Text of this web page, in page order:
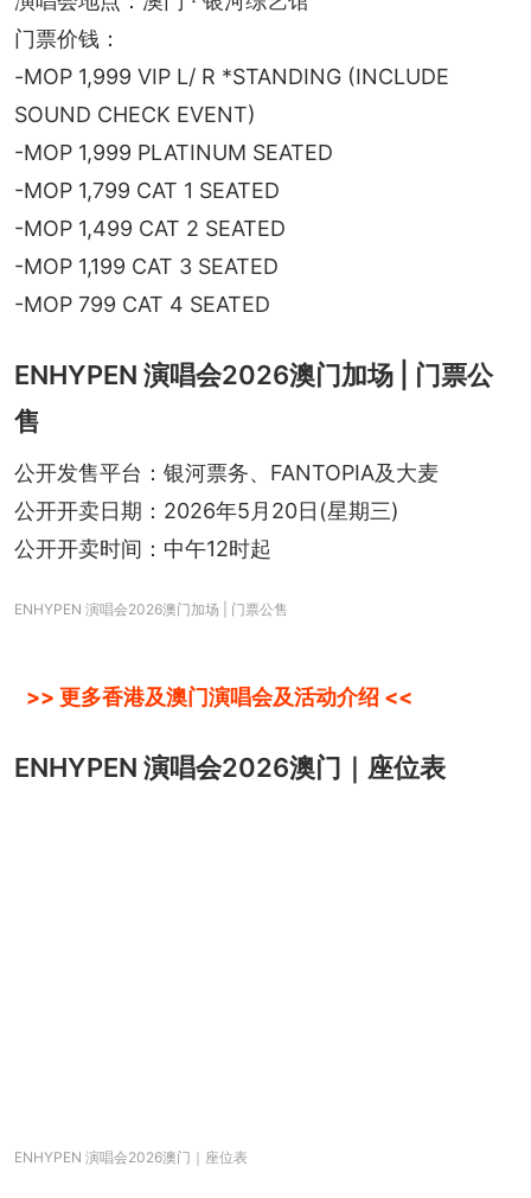
门票价钱：
-MOP 1,999 VIP L/ R *STANDING (INCLUDE
SOUND CHECK EVENT)
-MOP 1,999 PLATINUM SEATED
-MOP 1,799 CAT 1 SEATED
-MOP 1,499 CAT 2 SEATED
-MOP 1,199 CAT 3 SEATED
-MOP 799 CAT 4 SEATED
ENHYPEN 演唱会2026澳门加场 | 门票公
售
公开发售平台：银河票务、FANTOPIA及大麦
公开开卖日期：2026年5月20日(星期三)
公开开卖时间：中午12时起
ENHYPEN 演唱会2026澳门加场 | 门票公售
>> 更多香港及澳门演唱会及活动介绍 <<
ENHYPEN 演唱会2026澳门｜座位表
ENHYPEN 演唱会2026澳门｜座位表